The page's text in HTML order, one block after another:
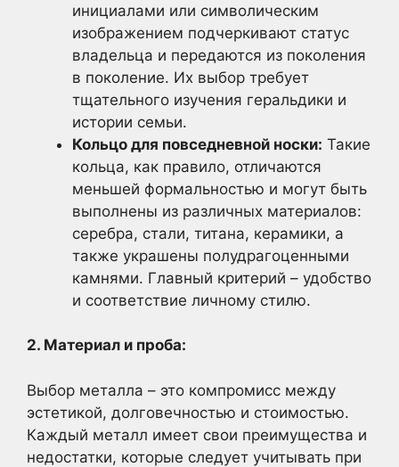
инициалами или символическим
изображением подчеркивают статус
владельца и передаются из поколения
в поколение. Их выбор требует
тщательного изучения геральдики и
истории семьи.
Кольцо для повседневной носки: Такие
кольца, как правило, отличаются
меньшей формальностью и могут быть
выполнены из различных материалов:
серебра, стали, титана, керамики, а
также украшены полудрагоценными
камнями. Главный критерий – удобство
и соответствие личному стилю.
2. Материал и проба:
Выбор металла – это компромисс между
эстетикой, долговечностью и стоимостью.
Каждый металл имеет свои преимущества и
недостатки, которые следует учитывать при